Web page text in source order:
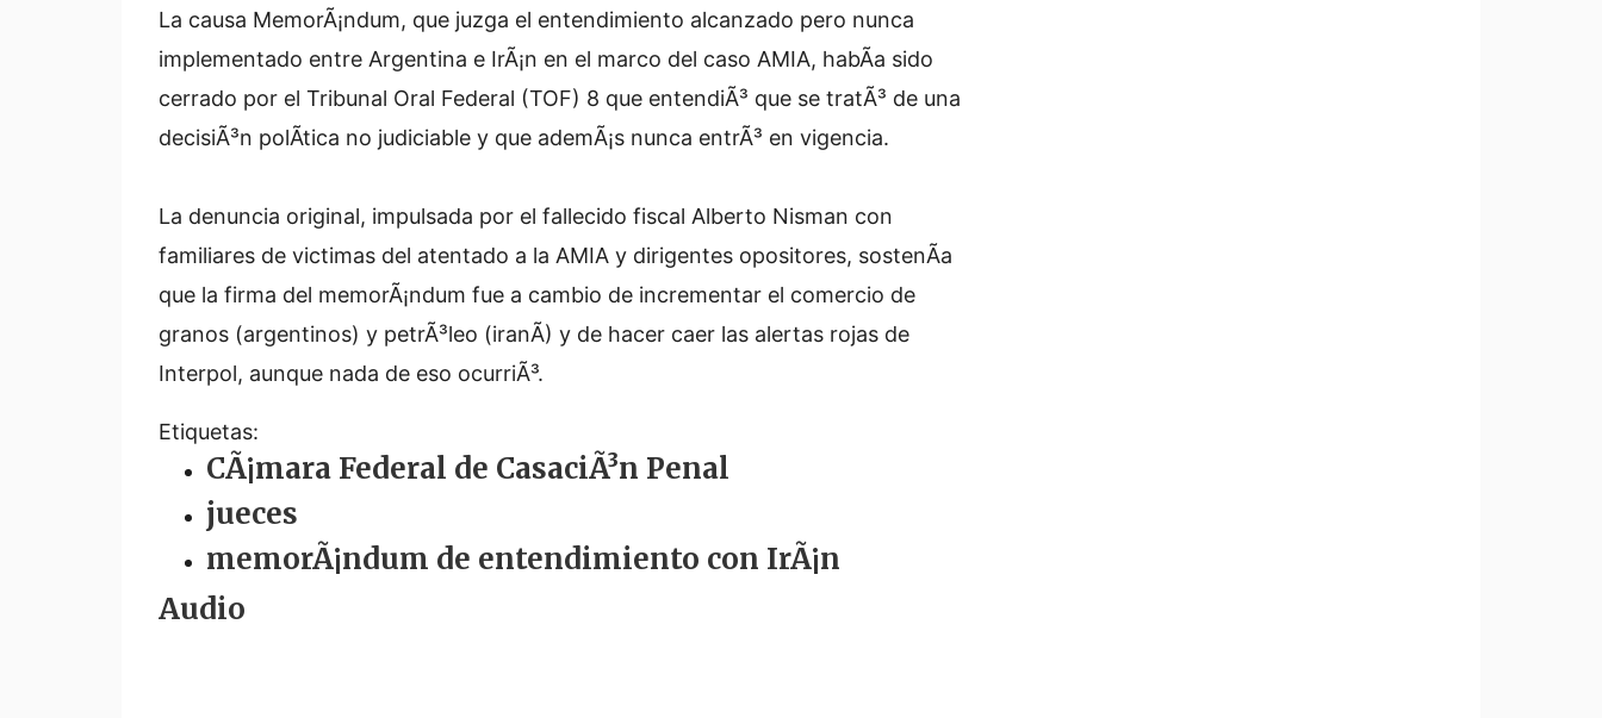
La causa MemorÃ¡ndum, que juzga el entendimiento alcanzado pero nunca
implementado entre Argentina e IrÃ¡n en el marco del caso AMIA, habÃ­a sido
cerrado por el Tribunal Oral Federal (TOF) 8 que entendiÃ³ que se tratÃ³ de una
decisiÃ³n polÃ­tica no judiciable y que ademÃ¡s nunca entrÃ³ en vigencia.
La denuncia original, impulsada por el fallecido fiscal Alberto Nisman con
familiares de victimas del atentado a la AMIA y dirigentes opositores, sostenÃ­a
que la firma del memorÃ¡ndum fue a cambio de incrementar el comercio de
granos (argentinos) y petrÃ³leo (iranÃ­) y de hacer caer las alertas rojas de
Interpol, aunque nada de eso ocurriÃ³.
Etiquetas:
CÃ¡mara Federal de CasaciÃ³n Penal
jueces
memorÃ¡ndum de entendimiento con IrÃ¡n
Audio